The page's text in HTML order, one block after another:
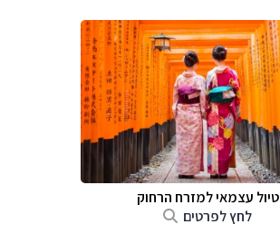
טיול עצמאי למזרח הרחוק
לחץ לפרטים